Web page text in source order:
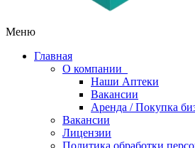
Меню
Главная
О компании
Наши Аптеки
Вакансии
Аренда / Покупка
Вакансии
Лицензии
Политика обработки